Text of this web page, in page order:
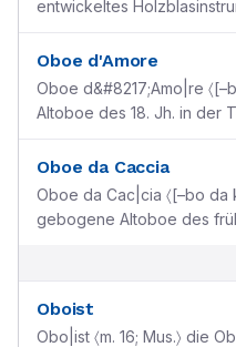
entwickeltes
<mlat. a...
Oboe d'Amore
Oboe d&#8217;Amo|re
Altoboe des 18. Jh. in der
Oboe da Caccia
Oboe da Cac|cia 〈[–bo da
gebogene Altoboe des
Oboist
Obo|ist 〈m. 16; Mus.〉 die